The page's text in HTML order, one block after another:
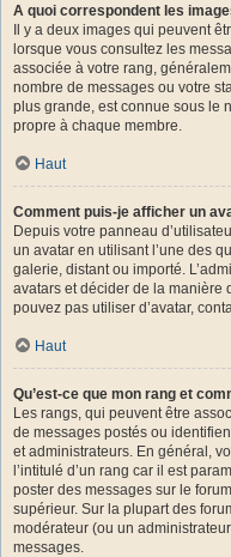
A quoi correspondent les
Il y a deux images qui peuvent
lorsque vous consultez les
associée à votre rang,
nombre de messages ou votre
plus grande, est connue sous le
propre à chaque membre.
Haut
Comment puis-je afficher un
Depuis votre panneau
un avatar en utilisant l’une des
galerie, distant ou importé.
avatars et décider de la manière
pouvez pas utiliser d’avatar,
Haut
Qu’est-ce que mon rang et
Les rangs, qui peuvent être
de messages postés ou
et administrateurs. En général,
l’intitulé d’un rang car il est
poster des messages sur le
supérieur. Sur la plupart des
modérateur (ou un
messages.